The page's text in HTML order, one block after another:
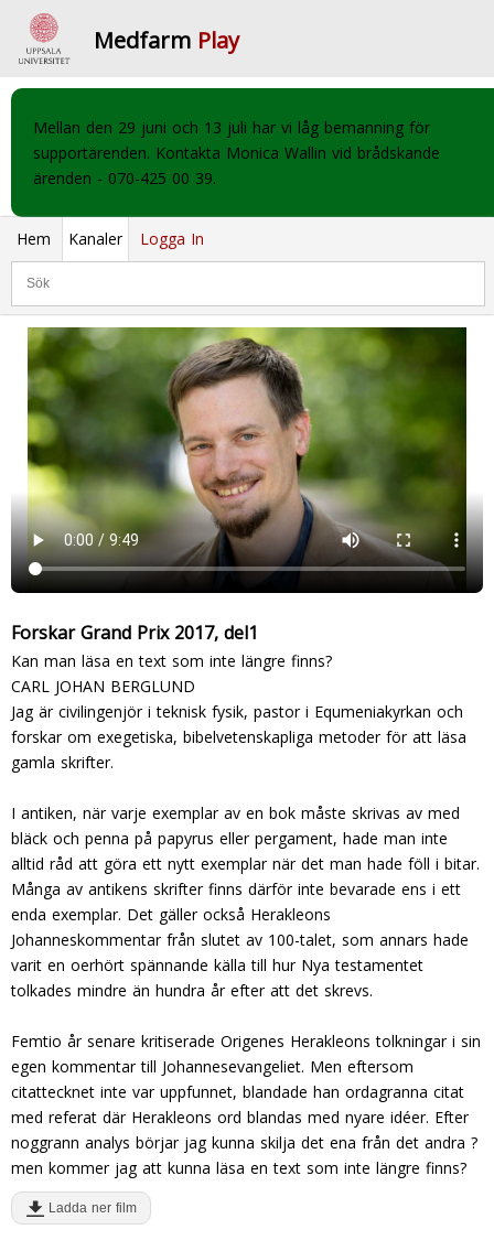
Medfarm Play
Mellan den 29 juni och 13 juli har vi låg bemanning för
supportärenden. Kontakta Monica Wallin vid brådskande
ärenden - 070-425 00 39.
Hem Kanaler Logga In
Forskar Grand Prix 2017, del1
Kan man läsa en text som inte längre finns?
CARL JOHAN BERGLUND
Jag är civilingenjör i teknisk fysik, pastor i Equmeniakyrkan och
forskar om exegetiska, bibelvetenskapliga metoder för att läsa
gamla skrifter.
I antiken, när varje exemplar av en bok måste skrivas av med
bläck och penna på papyrus eller pergament, hade man inte
alltid råd att göra ett nytt exemplar när det man hade föll i bitar.
Många av antikens skrifter finns därför inte bevarade ens i ett
enda exemplar. Det gäller också Herakleons
Johanneskommentar från slutet av 100-talet, som annars hade
varit en oerhört spännande källa till hur Nya testamentet
tolkades mindre än hundra år efter att det skrevs.
Femtio år senare kritiserade Origenes Herakleons tolkningar i sin
egen kommentar till Johannesevangeliet. Men eftersom
citattecknet inte var uppfunnet, blandade han ordagranna citat
med referat där Herakleons ord blandas med nyare idéer. Efter
noggrann analys börjar jag kunna skilja det ena från det andra ?
men kommer jag att kunna läsa en text som inte längre finns?
Ladda ner film